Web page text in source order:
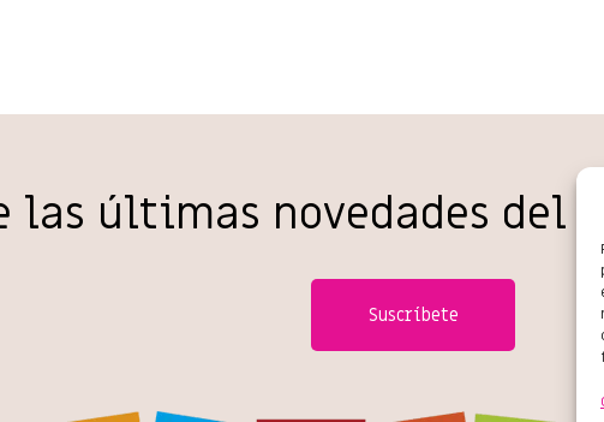
las últimas novedades del
Suscríbete